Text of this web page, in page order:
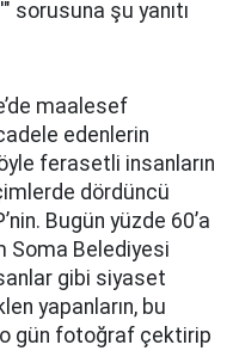
sorusuna şu yanıtı
maalesef
edenlerin
ferasetli insanların
dördüncü
Bugün yüzde 60’a
Soma Belediyesi
gibi siyaset
yapanların, bu
gün fotoğraf çektirip